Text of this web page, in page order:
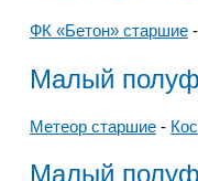
ФК «Бетон» старшие
Малый
Метеор старшие -
Малый